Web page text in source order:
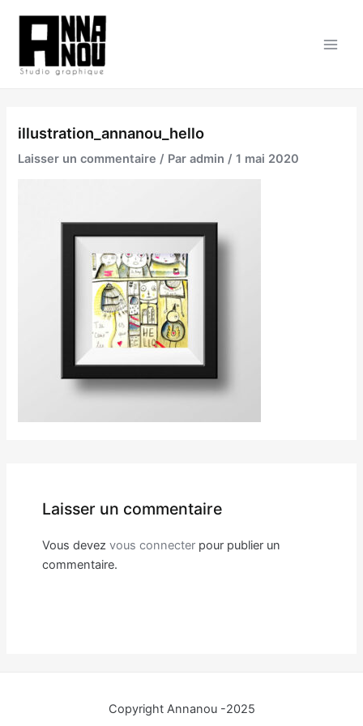
contenu
illustration_annanou_hello
Laisser un commentaire / Paradmin/1 mai 2020
Laisser un commentaire
Vous devez vous connecterpour publier un
commentaire.
Copyright Annanou -2025